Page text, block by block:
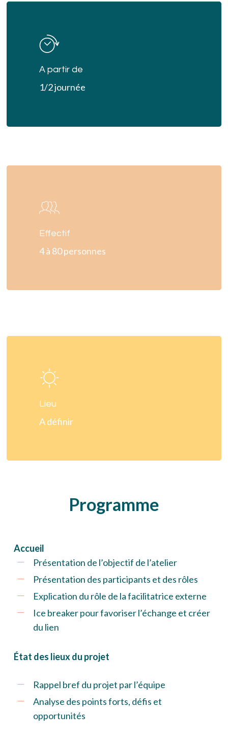
A partir de
1/2 journée
Effectif
4 à 80 personnes
Lieu
A définir
Programme
Accueil
Présentation de l’objectif de l’atelier
Présentation des participants et des rôles
Explication du rôle de la facilitatrice externe
Ice breaker pour favoriser l’échange et créer
du lien
État des lieux du projet
Rappel bref du projet par l’équipe
Analyse des points forts, défis et
opportunités